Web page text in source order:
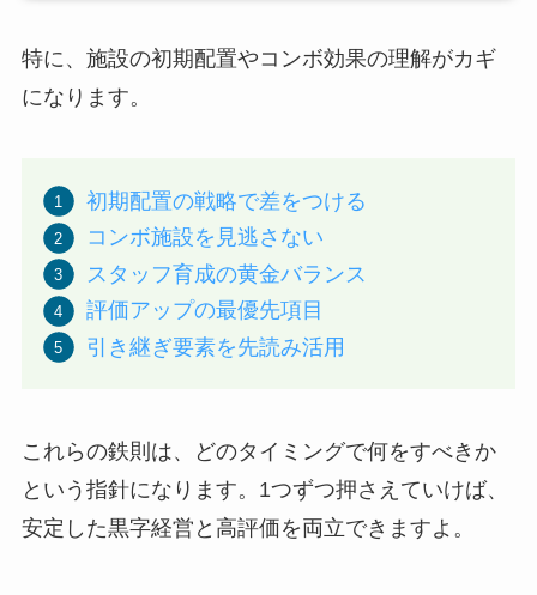
特に、施設の初期配置やコンボ効果の理解がカギ
になります。
初期配置の戦略で差をつける
コンボ施設を見逃さない
スタッフ育成の黄金バランス
評価アップの最優先項目
引き継ぎ要素を先読み活用
これらの鉄則は、どのタイミングで何をすべきか
という指針になります。1つずつ押さえていけば、
安定した黒字経営と高評価を両立できますよ。